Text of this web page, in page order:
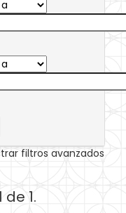
filtros avanzados
1.